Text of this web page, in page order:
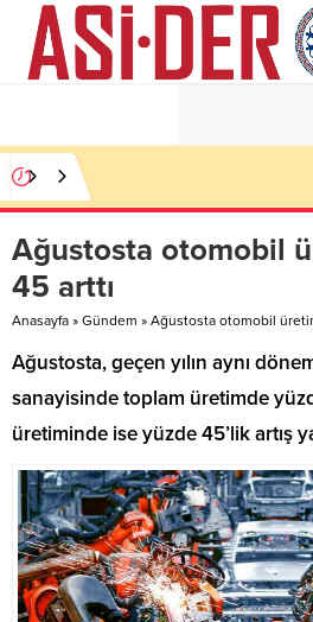
Ağustosta otomobil
45 arttı
Anasayfa » Gündem » Ağustosta otomobil
Ağustosta, geçen yılın aynı
sanayisinde toplam üretimde
üretiminde ise yüzde 45’lik artış